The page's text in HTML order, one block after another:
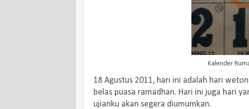
Kalender
18 Agustus 2011, hari ini adalah hari
belas puasa ramadhan. Hari ini juga hari
ujianku akan segera diumumkan.